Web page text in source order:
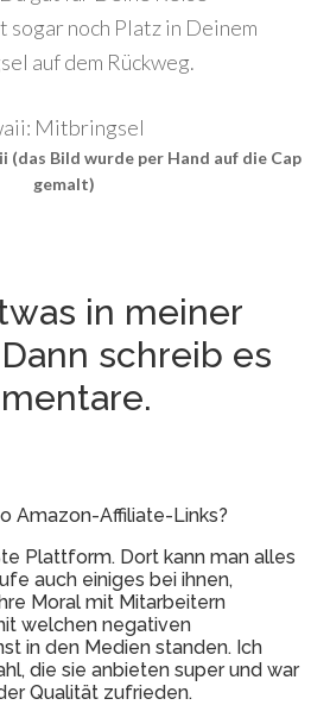
sogar noch Platz in Deinem
auf dem Rückweg.
(das Bild wurde per Hand auf die Cap
gemalt)
in meiner
schreib es
Amazon-Affiliate-Links?
Plattform. Dort kann man alles
auch einiges bei ihnen,
Moral mit Mitarbeitern
welchen negativen
in den Medien standen. Ich
die sie anbieten super und war
Qualität zufrieden.